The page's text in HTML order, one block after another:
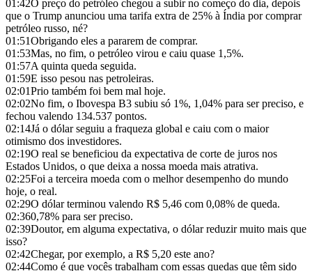
01:42O preço do petróleo chegou a subir no começo do dia, depois
que o Trump anunciou uma tarifa extra de 25% à Índia por comprar
petróleo russo, né?
01:51Obrigando eles a pararem de comprar.
01:53Mas, no fim, o petróleo virou e caiu quase 1,5%.
01:57A quinta queda seguida.
01:59E isso pesou nas petroleiras.
02:01Prio também foi bem mal hoje.
02:02No fim, o Ibovespa B3 subiu só 1%, 1,04% para ser preciso, e
fechou valendo 134.537 pontos.
02:14Já o dólar seguiu a fraqueza global e caiu com o maior
otimismo dos investidores.
02:19O real se beneficiou da expectativa de corte de juros nos
Estados Unidos, o que deixa a nossa moeda mais atrativa.
02:25Foi a terceira moeda com o melhor desempenho do mundo
hoje, o real.
02:29O dólar terminou valendo R$ 5,46 com 0,08% de queda.
02:360,78% para ser preciso.
02:39Doutor, em alguma expectativa, o dólar reduzir muito mais que
isso?
02:42Chegar, por exemplo, a R$ 5,20 este ano?
02:44Como é que vocês trabalham com essas quedas que têm sido